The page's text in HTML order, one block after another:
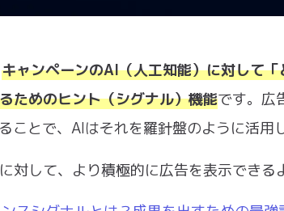
キャンペーンのAI（人工知能）に対して
ためのヒント（シグナル）機能です。広
ことで、AIはそれを羅針盤のように活用
対して、より積極的に広告を表示できる